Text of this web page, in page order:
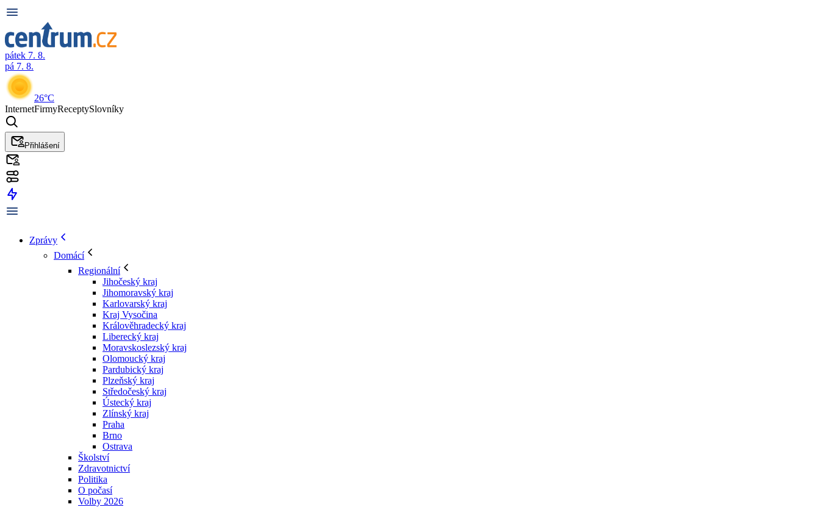
pátek 7. 8.
pá 7. 8.
26°C
InternetFirmyReceptySlovníky
Přihlášení
Zprávy
Domácí
Regionální
Jihočeský kraj
Jihomoravský kraj
Karlovarský kraj
Kraj Vysočina
Králověhradecký kraj
Liberecký kraj
Moravskoslezský kraj
Olomoucký kraj
Pardubický kraj
Plzeňský kraj
Středočeský kraj
Ústecký kraj
Zlínský kraj
Praha
Brno
Ostrava
Školství
Zdravotnictví
Politika
O počasí
Volby 2026